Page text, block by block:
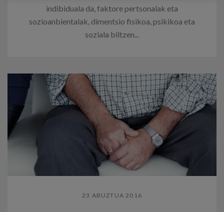
indibiduala da, faktore pertsonalak eta
sozioanbientalak, dimentsio fisikoa, psikikoa eta
soziala biltzen...
23 ABUZTUA 2016